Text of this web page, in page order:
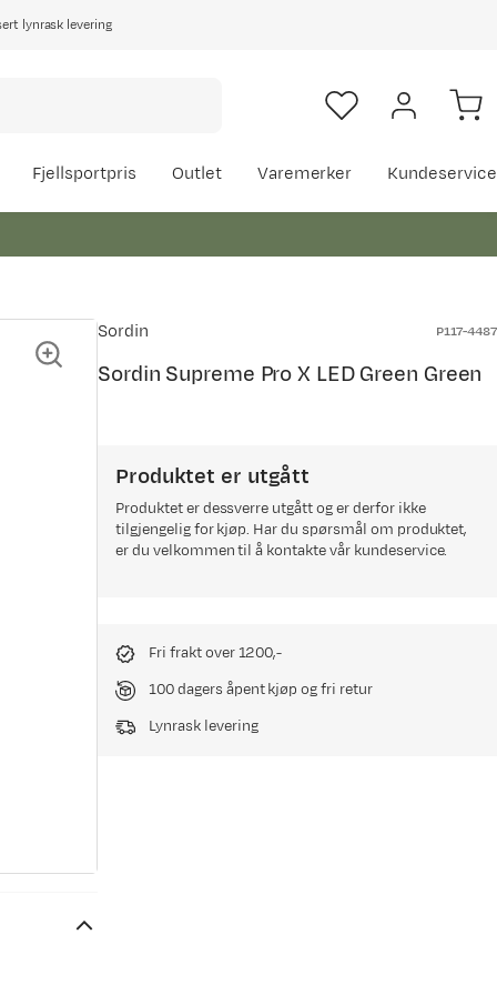
lynrask levering
Fjellsportpris Outlet Varemerker Kundeservice
Sordin P117-4487
Sordin Supreme Pro X LED Green Green
Produktet er utgått
Produktet er dessverre utgått og er derfor ikke
tilgjengelig for kjøp. Har du spørsmål om produktet,
er du velkommen til å kontakte vår kundeservice.
Fri frakt over 1200,-
100 dagers åpent kjøp og fri retur
Lynrask levering